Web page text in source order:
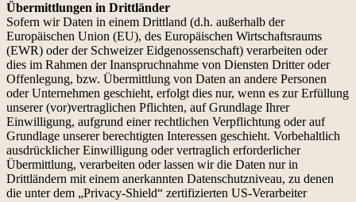
Übermittlungen in Drittländer
Sofern wir Daten in einem Drittland (d.h. außerhalb der
Europäischen Union (EU), des Europäischen Wirtschaftsraums
(EWR) oder der Schweizer Eidgenossenschaft) verarbeiten oder
dies im Rahmen der Inanspruchnahme von Diensten Dritter oder
Offenlegung, bzw. Übermittlung von Daten an andere Personen
oder Unternehmen geschieht, erfolgt dies nur, wenn es zur Erfüllung
unserer (vor)vertraglichen Pflichten, auf Grundlage Ihrer
Einwilligung, aufgrund einer rechtlichen Verpflichtung oder auf
Grundlage unserer berechtigten Interessen geschieht. Vorbehaltlich
ausdrücklicher Einwilligung oder vertraglich erforderlicher
Übermittlung, verarbeiten oder lassen wir die Daten nur in
Drittländern mit einem anerkannten Datenschutzniveau, zu denen
die unter dem „Privacy-Shield“ zertifizierten US-Verarbeiter